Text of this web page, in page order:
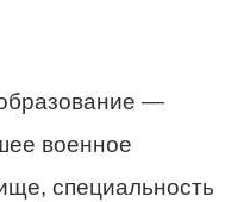
—
военное
специальность